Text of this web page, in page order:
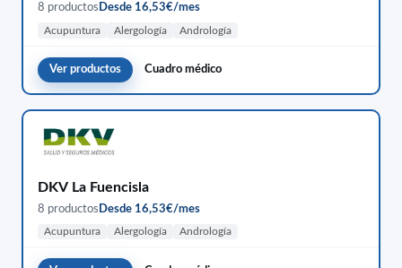
8 productos Desde 16,53€/mes
Acupuntura Alergología Andrología
Ver productos Cuadro médico
DKV La Fuencisla
8 productos Desde 16,53€/mes
Acupuntura Alergología Andrología